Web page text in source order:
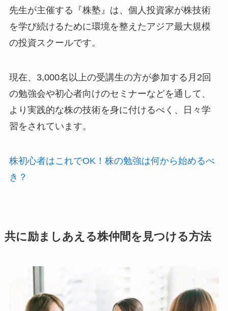
先生が主催する『株塾』は、個人投資家が株技術
を学び続けるために環境を整えたアジア最大規模
の投資スクールです。
現在、3,000名以上の受講生の方が参加する月2回
の勉強会や初心者向けのセミナーなどを通して、
より実践的な株の技術を身に付けるべく、日々学
習をされています。
株初心者はこれでOK！株の勉強は何から始めるべ
き？
共に励ましあえる株仲間を見つける方法